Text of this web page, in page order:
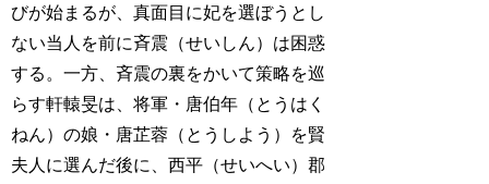
びが始まるが、真面目に妃を選ぼうとし
ない当人を前に斉震（せいしん）は困惑
する。一方、斉震の裏をかいて策略を巡
らす軒轅旻は、将軍・唐伯年（とうはく
ねん）の娘・唐芷蓉（とうしよう）を賢
夫人に選んだ後に、西平（せいへい）郡